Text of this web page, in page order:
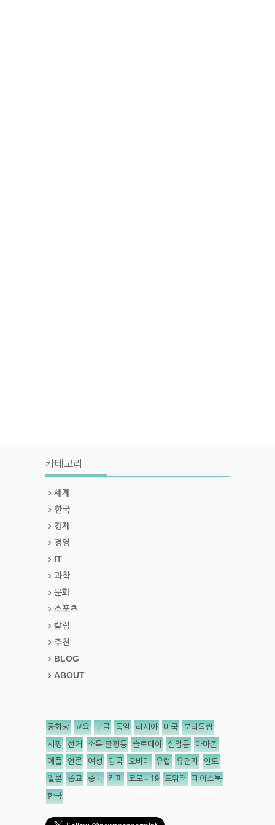
카테고리
세계
한국
경제
경영
IT
과학
문화
스포츠
칼럼
추천
BLOG
ABOUT
공화당 교육 구글 독일 러시아 미국 분리독립
서평 선거 소득 불평등 슬로데이 실업률 아마존
애플 언론 여성 영국 오바마 유럽 유전자 인도
일본 종교 중국 커피 코로나19 트위터 페이스북
한국